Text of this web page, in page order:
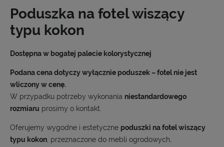
Poduszka na fotel wiszący
typu kokon
Dostępna w bogatej palecie kolorystycznej
Podana cena dotyczy wyłącznie poduszek – fotel nie jest
wliczony w cenę.
W przypadku potrzeby wykonania niestandardowego
rozmiaru prosimy o kontakt.
Oferujemy wygodne i estetyczne poduszki na fotel wiszący
typu kokon, przeznaczone do mebli ogrodowych,